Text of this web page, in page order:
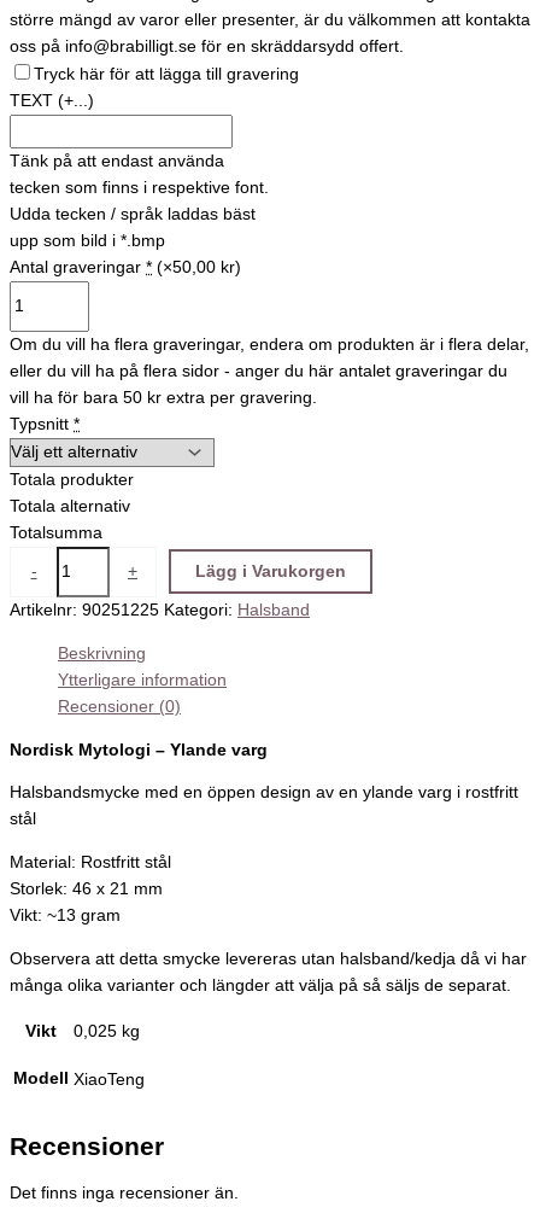
större mängd av varor eller presenter, är du välkommen att kontakta
oss på info@brabilligt.se för en skräddarsydd offert.
Tryck här för att lägga till gravering
TEXT (+...)
Tänk på att endast använda
tecken som finns i respektive font.
Udda tecken / språk laddas bäst
upp som bild i *.bmp
Antal graveringar * (×50,00 kr)
Om du vill ha flera graveringar, endera om produkten är i flera delar,
eller du vill ha på flera sidor - anger du här antalet graveringar du
vill ha för bara 50 kr extra per gravering.
Typsnitt *
Totala produkter
Totala alternativ
Totalsumma
- + Lägg i Varukorgen
Artikelnr: 90251225 Kategori: Halsband
Beskrivning
Ytterligare information
Recensioner (0)
Nordisk Mytologi – Ylande varg
Halsbandsmycke med en öppen design av en ylande varg i rostfritt
stål
Material: Rostfritt stål
Storlek: 46 x 21 mm
Vikt: ~13 gram
Observera att detta smycke levereras utan halsband/kedja då vi har
många olika varianter och längder att välja på så säljs de separat.
Vikt 0,025 kg
Modell XiaoTeng
Recensioner
Det finns inga recensioner än.